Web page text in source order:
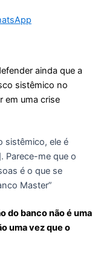
ainda que a
sistêmico no
em uma crise
sistêmico, ele é
Parece-me que o
é o que se
Master”
do banco não é uma
uma vez que o